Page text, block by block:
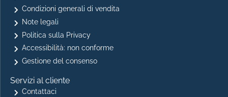
Condizioni generali di vendita
Note legali
Politica sulla Privacy
Accessibilità: non conforme
Gestione del consenso
Servizi al cliente
Contattaci